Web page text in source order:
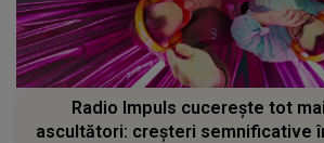
Radio Impuls cucerește tot
ascultători: creșteri semnificative